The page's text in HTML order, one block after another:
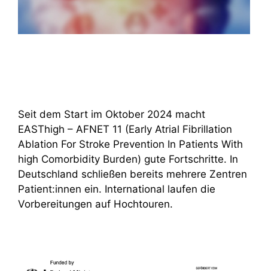
Seit dem Start im Oktober 2024 macht
EASThigh – AFNET 11 (Early Atrial Fibrillation
Ablation For Stroke Prevention In Patients With
high Comorbidity Burden) gute Fortschritte. In
Deutschland schließen bereits mehrere Zentren
Patient:innen ein. International laufen die
Vorbereitungen auf Hochtouren.